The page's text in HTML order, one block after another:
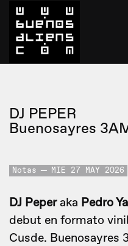
DJ PEPER
Buenosayres
Notas MIE 27 MAY 2026
DJ Peperaka Pedro
debut en formato
Cusde. Buenosayres